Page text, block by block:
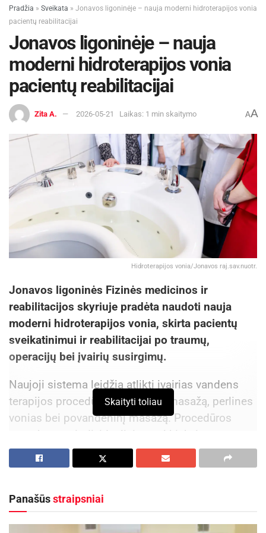
Pradžia » Sveikata » Jonavos ligoninėje – nauja moderni hidroterapijos vonia
pacientų reabilitacijai
Jonavos ligoninėje – nauja
moderni hidroterapijos vonia
pacientų reabilitacijai
Zita A. 2026-05-21 Laikas: 1 min skaitymo AA
Hidroterapijos vonia/Jonavos raj.sav.nuotr.
Jonavos ligoninės Fizinės medicinos ir
reabilitacijos skyriuje pradėta naudoti nauja
moderni hidroterapijos vonia, skirta pacientų
sveikatinimui ir reabilitacijai po traumų,
operacijų bei įvairių susirgimų.
Naujoji sistema leidžia atlikti įvairias vandens
terapijos procedūras – sūkurinį masažą, perlines
vonias bei povandeninį masažą. Procedūros
parenkamos individualiai pagal kiekvieno
paciento poreikius. Įrangoje galima rinktis iš 28
skirtingų masažo programų, reguliuoti vandens
sinusoidinį masažą.
Skaityti toliau
Panašūsstraipsniai